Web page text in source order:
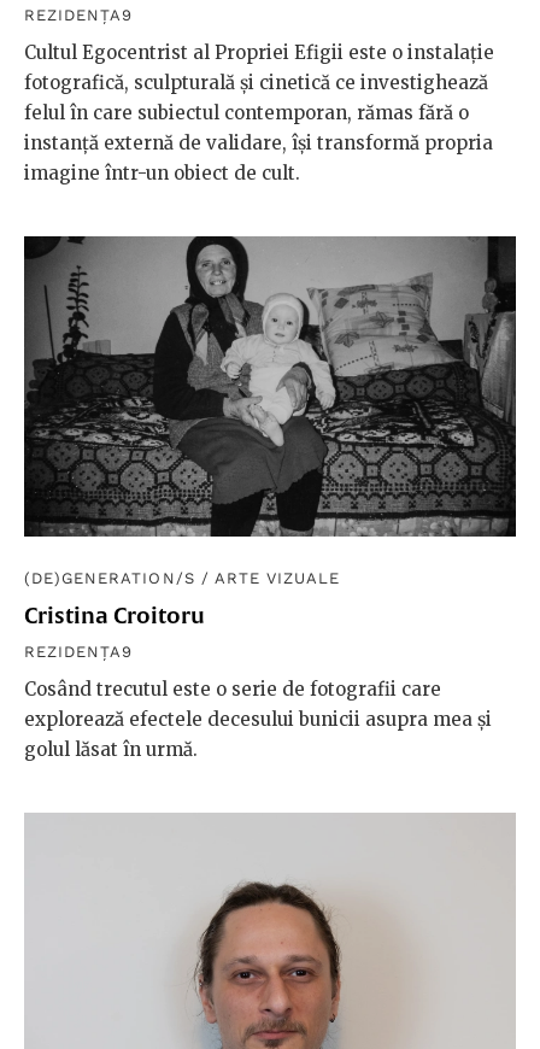
REZIDENȚA9
Cultul Egocentrist al Propriei Efigii este o instalație
fotografică, sculpturală și cinetică ce investighează
felul în care subiectul contemporan, rămas fără o
instanță externă de validare, își transformă propria
imagine într-un obiect de cult.
(DE)GENERATION/S / ARTE VIZUALE
Cristina Croitoru
REZIDENȚA9
Cosând trecutul este o serie de fotografii care
explorează efectele decesului bunicii asupra mea și
golul lăsat în urmă.